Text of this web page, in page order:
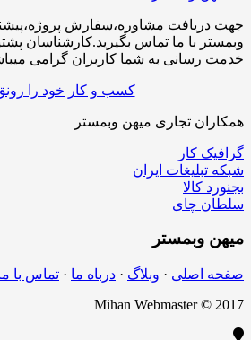
جهت دریافت مشاوره،سفارش
خدمت رسانی به شما کاربران گرامی
کسب و کار خود را
همکاران تجاری میهن وبمستر
گرافیک کار
شبکه تبلیغات ایران
بجنورد کالا
سلطان چای
میهن وبمستر
صفحه اصلی · وبلاگ · درباه ما · تماس با
Mihan Webmaster © 2017